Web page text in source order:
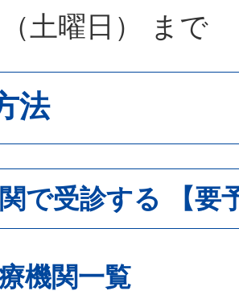
土曜日） まで
法
で受診する 【要
機関一覧